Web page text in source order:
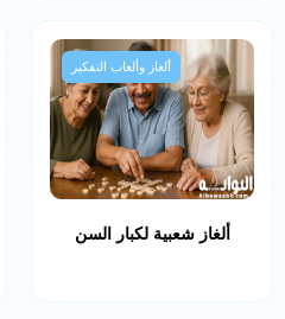
ألغاز وألعاب التفكير
ألغاز شعبية لكبار السن